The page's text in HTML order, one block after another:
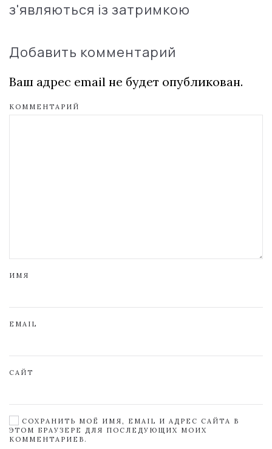
з'являються із затримкою
Добавить комментарий
Ваш адрес email не будет опубликован.
КОММЕНТАРИЙ
ИМЯ
EMAIL
САЙТ
СОХРАНИТЬ МОЁ ИМЯ, EMAIL И АДРЕС САЙТА В
ЭТОМ БРАУЗЕРЕ ДЛЯ ПОСЛЕДУЮЩИХ МОИХ
КОММЕНТАРИЕВ.